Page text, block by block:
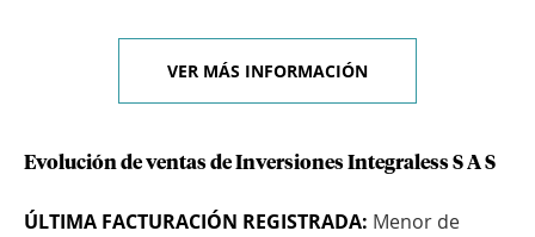
VER MÁS INFORMACIÓN
Evolución de ventas de Inversiones Integraless S A S
ÚLTIMA FACTURACIÓN REGISTRADA: Menor de